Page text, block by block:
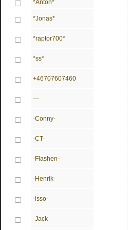
*Anton*
*Jonas*
*raptor700*
*ss*
+46707607460
---
-Conny-
-CT-
-Flashen-
-Henrik-
-isso-
-Jack-